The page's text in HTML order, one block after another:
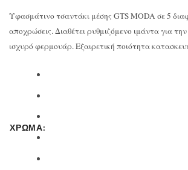
Υφασμάτινο τσαντάκι μέσης GTS MODA σε 5
αποχρώσεις. Διαθέτει ρυθμιζόμενο ιμάντα για
ισχυρό φερμουάρ. Εξαιρετική ποιότητα
ΧΡΩΜΑ: